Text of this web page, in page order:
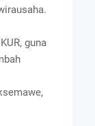
guna